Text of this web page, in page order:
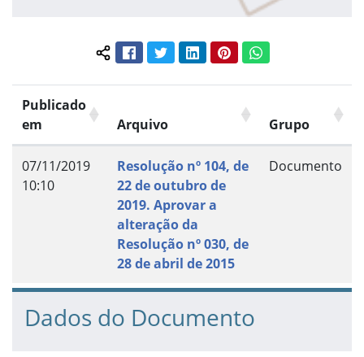
Compartilhar conteúdo:
FacebookTwitterLinkedInPinterestWhatsApp
Publicado
em
Arquivo Grupo
07/11/2019
10:10
Resolução nº 104, de
22 de outubro de
2019. Aprovar a
alteração da
Resolução nº 030, de
28 de abril de 2015
Documento
Dados do Documento